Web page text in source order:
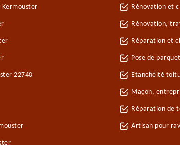
22740
Rénovation et
Rénovation,
Réparation et
Pose de
Etanchéité
Maçon,
Réparation de
Artisan pour